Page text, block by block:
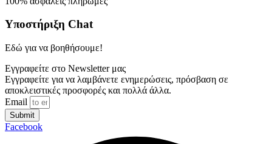
Υποστήριξη Chat
Εδώ για να βοηθήσουμε!
Εγγραφείτε στο Newsletter μας
Εγγραφείτε για να λαμβάνετε ενημερώσεις, πρόσβαση σε
αποκλειστικές προσφορές και πολλά άλλα.
Email
Submit
Facebook